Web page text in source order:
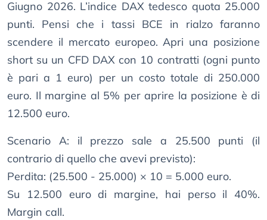
Giugno 2026. L’indice DAX tedesco quota 25.000
punti. Pensi che i tassi BCE in rialzo faranno
scendere il mercato europeo. Apri una posizione
short su un CFD DAX con 10 contratti (ogni punto
è pari a 1 euro) per un costo totale di 250.000
euro. Il margine al 5% per aprire la posizione è di
12.500 euro.
Scenario A: il prezzo sale a 25.500 punti (il
contrario di quello che avevi previsto):
Perdita: (25.500 - 25.000) × 10 = 5.000 euro.
Su 12.500 euro di margine, hai perso il 40%.
Margin call.